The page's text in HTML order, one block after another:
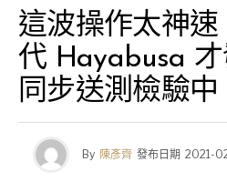
這波操作太神速
代 Hayabusa
同步送測檢驗中
By 陳彥齊 發布日期 2021-